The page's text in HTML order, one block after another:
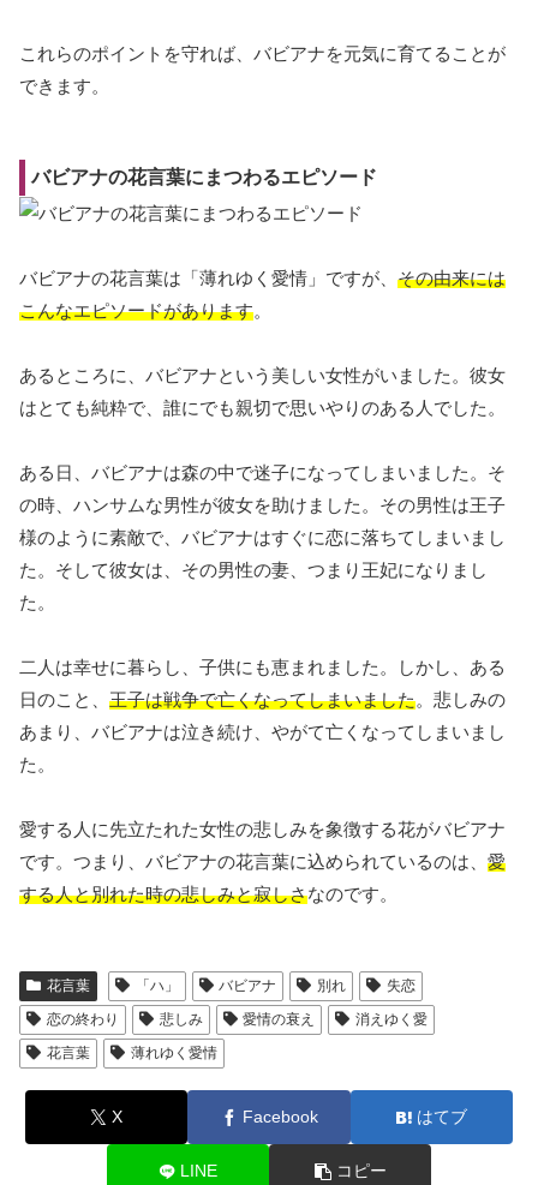
これらのポイントを守れば、バビアナを元気に育てることが
できます。
バビアナの花言葉にまつわるエピソード
バビアナの花言葉は「薄れゆく愛情」ですが、 その由来には
こんなエピソードがあります。
あるところに、バビアナという美しい女性がいました。彼女
はとても純粋で、誰にでも親切で思いやりのある人でした。
ある日、バビアナは森の中で迷子になってしまいました。そ
の時、ハンサムな男性が彼女を助けました。その男性は王子
様のように素敵で、バビアナはすぐに恋に落ちてしまいまし
た。そして彼女は、その男性の妻、つまり王妃になりまし
た。
二人は幸せに暮らし、子供にも恵まれました。しかし、ある
日のこと、 王子は戦争で亡くなってしまいました。悲しみの
あまり、バビアナは泣き続け、やがて亡くなってしまいまし
た。
愛する人に先立たれた女性の悲しみを象徴する花がバビアナ
です。つまり、バビアナの花言葉に込められているのは、 愛
する人と別れた時の悲しみと寂しさなのです。
花言葉 「ハ」 バビアナ 別れ
失恋
恋の終わり
悲しみ 愛情の衰え
消えゆく愛
花言葉
薄れゆく愛情
X Facebook はてブ
LINE コピー